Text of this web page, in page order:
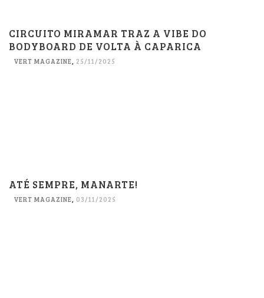
CIRCUITO MIRAMAR TRAZ A VIBE DO
BODYBOARD DE VOLTA À CAPARICA
VERT MAGAZINE, 25/11/2025
ATÉ SEMPRE, MANARTE!
VERT MAGAZINE, 03/11/2025